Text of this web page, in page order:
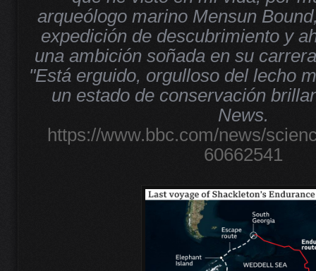
arqueólogo marino Mensun
expedición de descubrimiento y
una ambición soñada en su
"Está erguido, orgulloso del lecho
un estado de conservación
News.
https://www.bbc.com/news/
60662541